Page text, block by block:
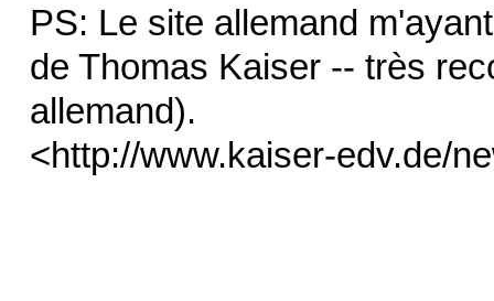
PS: Le site allemand
de Thomas Kaiser -- très
allemand).
<http://www.kaiser-edv.de/